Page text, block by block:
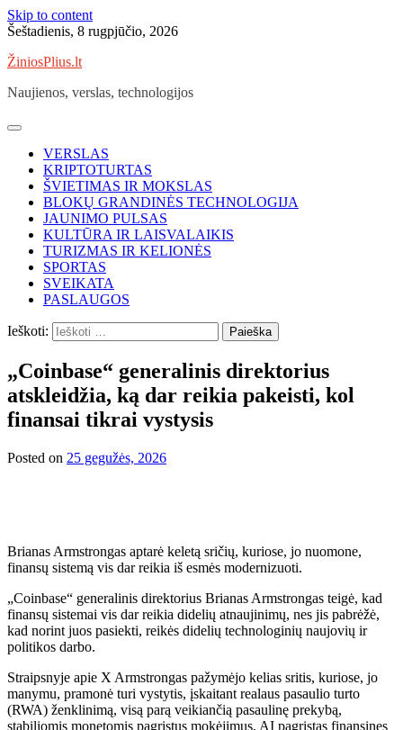
Skip to content
Šeštadienis, 8 rugpjūčio, 2026
ŽiniosPlius.lt
Naujienos, verslas, technologijos
VERSLAS
KRIPTOTURTAS
ŠVIETIMAS IR MOKSLAS
BLOKŲ GRANDINĖS TECHNOLOGIJA
JAUNIMO PULSAS
KULTŪRA IR LAISVALAIKIS
TURIZMAS IR KELIONĖS
SPORTAS
SVEIKATA
PASLAUGOS
Ieškoti:
„Coinbase“ generalinis direktorius
atskleidžia, ką dar reikia pakeisti, kol
finansai tikrai vystysis
Posted on 25 gegužės, 2026
Brianas Armstrongas aptarė keletą sričių, kuriose, jo nuomone,
finansų sistemą vis dar reikia iš esmės modernizuoti.
„Coinbase“ generalinis direktorius Brianas Armstrongas teigė, kad
finansų sistemai vis dar reikia didelių atnaujinimų, nes jis pabrėžė,
kad norint juos pasiekti, reikės didelių technologinių naujovių ir
politikos darbo.
Straipsnyje apie X Armstrongas pažymėjo kelias sritis, kuriose, jo
manymu, pramonė turi vystytis, įskaitant realaus pasaulio turto
(RWA) ženklinimą, visą parą veikiančią pasaulinę prekybą,
stabiliomis monetomis pagrįstus mokėjimus, AI pagrįstas finansines